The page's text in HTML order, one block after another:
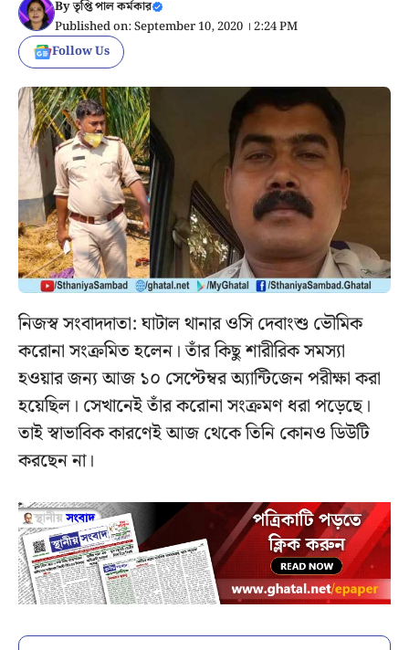
Byতৃপ্তি পাল কর্মকার
Published on: September 10, 2020 । 2:24 PM
Follow Us
নিজস্ব সংবাদদাতা: ঘাটাল থানার ওসি দেবাংশু ভৌমিক
করোনা সংক্রমিত হলেন। তাঁর কিছু শারীরিক সমস্যা
হওয়ার জন্য আজ ১০ সেপ্টেম্বর অ্যান্টিজেন পরীক্ষা করা
হয়েছিল। সেখানেই তাঁর করোনা সংক্রমণ ধরা পড়েছে।
তাই স্বাভাবিক কারণেই আজ থেকে তিনি কোনও ডিউটি
করছেন না।